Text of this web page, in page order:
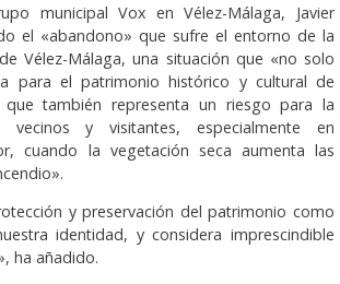
municipal Vox en Vélez-Málaga, Javier
el «abandono» que sufre el entorno de la
Vélez-Málaga, una situación que «no solo
para el patrimonio histórico y cultural de
que también representa un riesgo para la
y visitantes, especialmente en
cuando la vegetación seca aumenta las
y preservación del patrimonio como
identidad, y considera imprescindible
ha añadido.